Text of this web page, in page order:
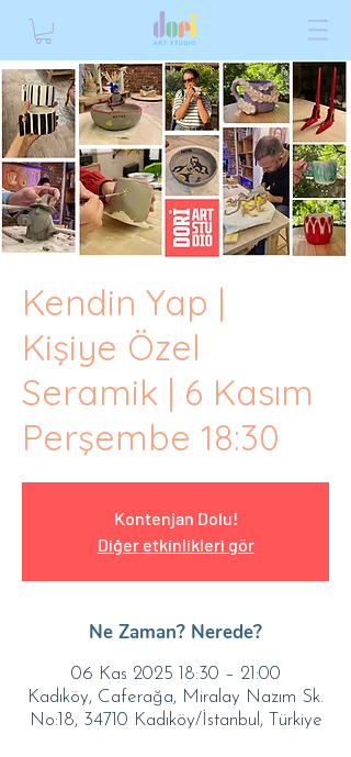
Kendin Yap |
Kişiye Özel
Seramik | 6 Kasım
Perşembe 18:30
Kontenjan Dolu!
Diğer etkinlikleri gör
Ne Zaman? Nerede?
06 Kas 2025 18:30 – 21:00
Kadıköy, Caferağa, Miralay Nazım Sk.
No:18, 34710 Kadıköy/İstanbul, Türkiye